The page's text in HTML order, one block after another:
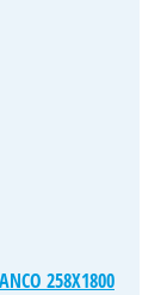
258X1800